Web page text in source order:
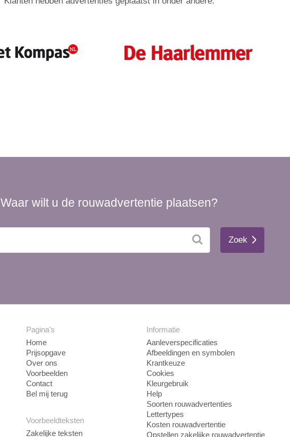
Waar wilt u de rouwadvertentie plaatsen?
Zoek
Pagina's
Home
Prijsopgave
Over ons
Voorbeelden
Contact
Bel mij terug
Voorbeeldteksten
Zakelijke teksten
Informatie
Aanleverspecificaties
Afbeeldingen en symbolen
Krantkeuze
Cookies
Kleurgebruik
Help
Soorten rouwadvertenties
Lettertypes
Kosten rouwadvertentie
Opstellen zakelijke rouwadvertentie